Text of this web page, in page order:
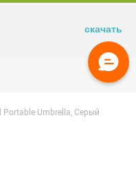
Portable Umbrella, Серый
скачать